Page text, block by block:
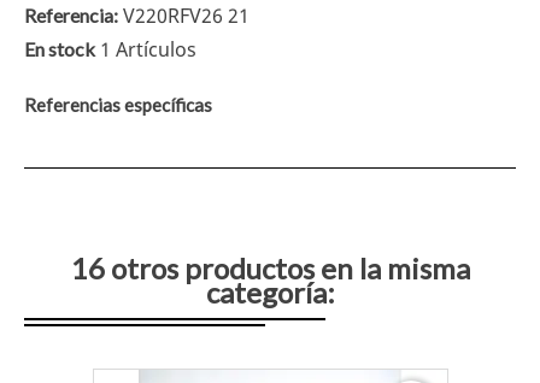
Referencia: V220RFV26 21
En stock 1 Artículos
Referencias específicas
16 otros productos en la misma
categoría: